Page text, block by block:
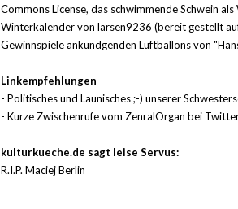
Commons License, das schwimmende Schwein
Winterkalender von larsen9236 (bereit gestellt
Gewinnspiele ankündgenden Luftballons von
Linkempfehlungen
- Politisches und Launisches ;-) unserer
- Kurze Zwischenrufe vom ZenralOrgan bei
kulturkueche.de sagt leise Servus:
R.I.P. Maciej Berlin